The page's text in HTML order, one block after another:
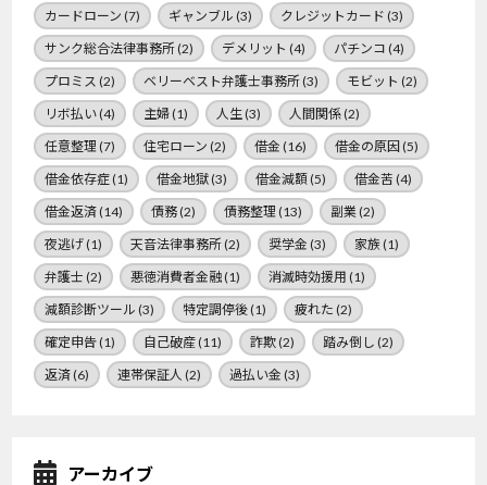
カードローン (7) ギャンブル (3) クレジットカード (3)
サンク総合法律事務所(2) デメリット (4) パチンコ (4)
プロミス (2) ベリーベスト弁護士事務所(3) モビット (2)
リボ払い(4) 主婦(1) 人生(3) 人間関係(2)
任意整理 (7) 住宅ローン (2) 借金 (16) 借金の原因(5)
借金依存症(1) 借金地獄(3) 借金減額(5) 借金苦 (4)
借金返済(14) 債務(2) 債務整理 (13) 副業(2)
夜逃げ(1) 天音法律事務所(2) 奨学金 (3) 家族(1)
弁護士 (2) 悪徳消費者金融(1) 消滅時効援用 (1)
減額診断ツール (3) 特定調停後(1) 疲れた (2)
確定申告(1) 自己破産(11) 詐欺(2) 踏み倒し (2)
返済(6) 連帯保証人 (2) 過払い金 (3)
アーカイブ